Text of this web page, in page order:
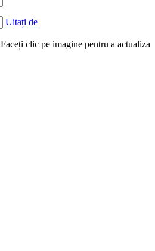
Uitați de
Faceți clic pe imagine pentru a actualiza